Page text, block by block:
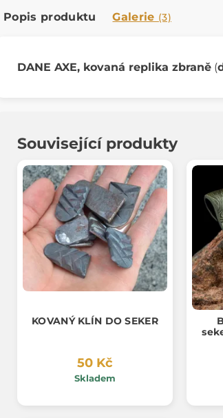
Popis produktu Galerie (3)
DANE AXE, kovaná replika zbraně (
Související produkty
KOVANÝ KLÍN DO SEKER
50 Kč
Skladem